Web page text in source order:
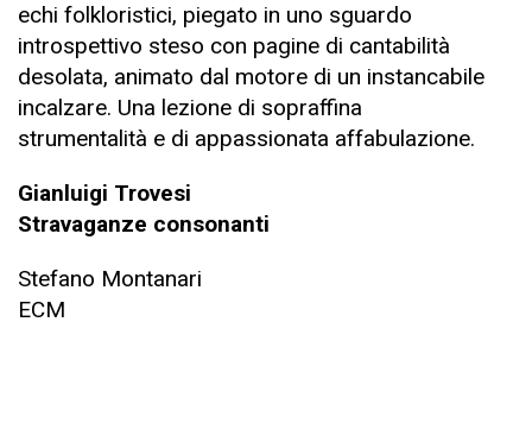
echi folkloristici, piegato in uno sguardo
introspettivo steso con pagine di cantabilità
desolata, animato dal motore di un instancabile
incalzare. Una lezione di sopraffina
strumentalità e di appassionata affabulazione.
Gianluigi Trovesi
Stravaganze consonanti
Stefano Montanari
ECM